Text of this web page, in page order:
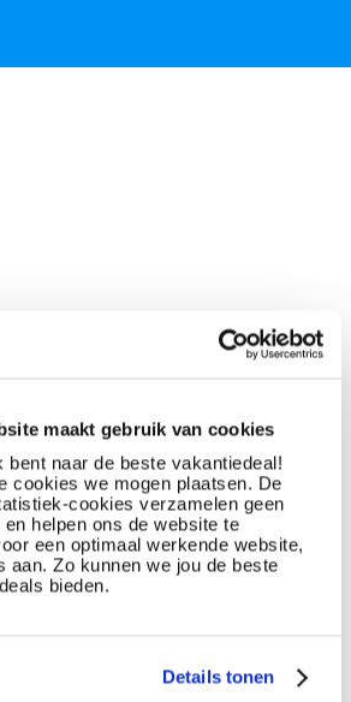
maakt gebruik van cookies
bent naar de beste vakantiedeal!
cookies we mogen plaatsen. De
cookies verzamelen geen
helpen ons de website te
een optimaal werkende website,
aan. Zo kunnen we jou de beste
bieden.
Details tonen